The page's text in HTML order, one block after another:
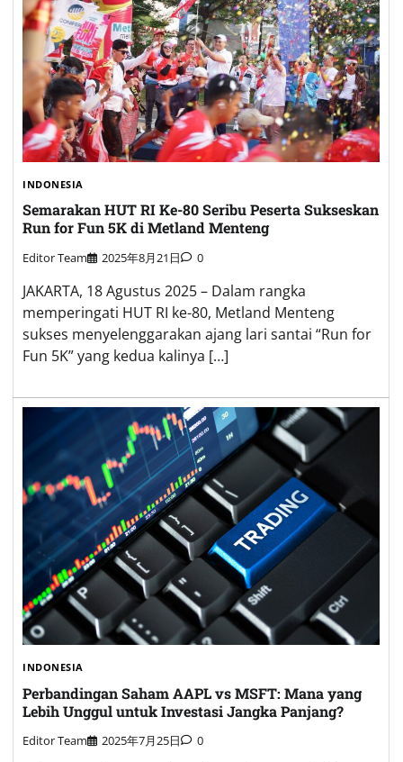
INDONESIA
Semarakan HUT RI Ke-80 Seribu Peserta Sukseskan
Run for Fun 5K di Metland Menteng
Editor Team 2025年8月21日 0
JAKARTA, 18 Agustus 2025 – Dalam rangka
memperingati HUT RI ke-80, Metland Menteng
sukses menyelenggarakan ajang lari santai “Run for
Fun 5K” yang kedua kalinya […]
INDONESIA
Perbandingan Saham AAPL vs MSFT: Mana yang
Lebih Unggul untuk Investasi Jangka Panjang?
Editor Team 2025年7月25日 0